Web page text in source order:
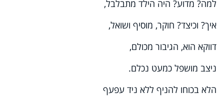
למה? מדוע? היה הילד מתבלבל,
איך? וכיצד? חוקר, מוסיף ושואל,
דווקא הוא, הגיבור מכולם,
ניצב מושפל כמעט נכלם.
הלא בכוחו להניף ללא ניד עפעף